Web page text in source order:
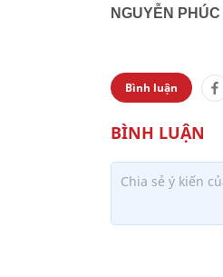
NGUYỄN PHÚC
Bình luận